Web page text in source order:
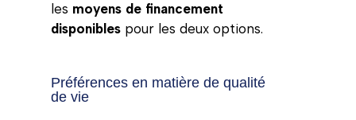
les moyens de financement
disponiblespour les deux options.
Préférences en matière de qualité
de vie